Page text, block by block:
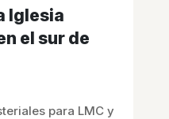
Iglesia
el sur de
para LMC y